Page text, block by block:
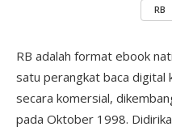
RB
RB adalah format ebook
satu perangkat baca digital
secara komersial,
pada Oktober 1998.